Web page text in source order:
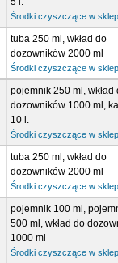
Środki czyszczące w
tuba 250 ml, wkład do
dozowników 2000 ml
Środki czyszczące w
pojemnik 250 ml, wkład
dozowników 1000 ml,
10 l.
Środki czyszczące w
tuba 250 ml, wkład do
dozowników 2000 ml
Środki czyszczące w
pojemnik 100 ml,
500 ml, wkład do
1000 ml
Środki czyszczące w